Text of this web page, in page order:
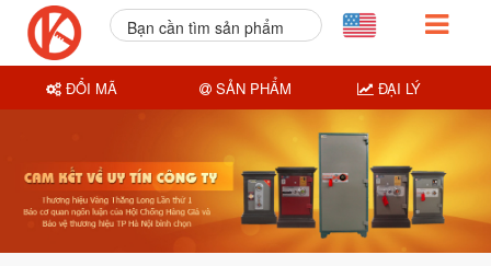
Bạn cần tìm sản phẩm
ĐỔI MÃ SẢN PHẨM ĐẠI LÝ